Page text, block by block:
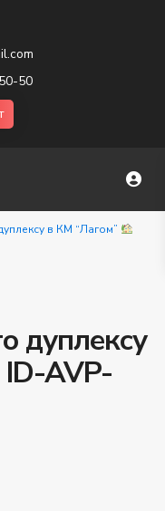
50
в КМ “Лагом”
дуплексу
ID-AVP-